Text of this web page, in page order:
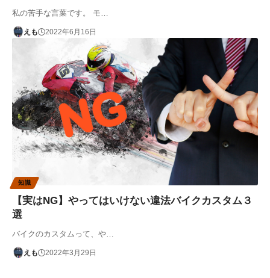
私の苦手な言葉です。 モ…
えも 2022年6月16日
知識
【実はNG】やってはいけない違法バイクカスタム３
選
バイクのカスタムって、や…
えも 2022年3月29日